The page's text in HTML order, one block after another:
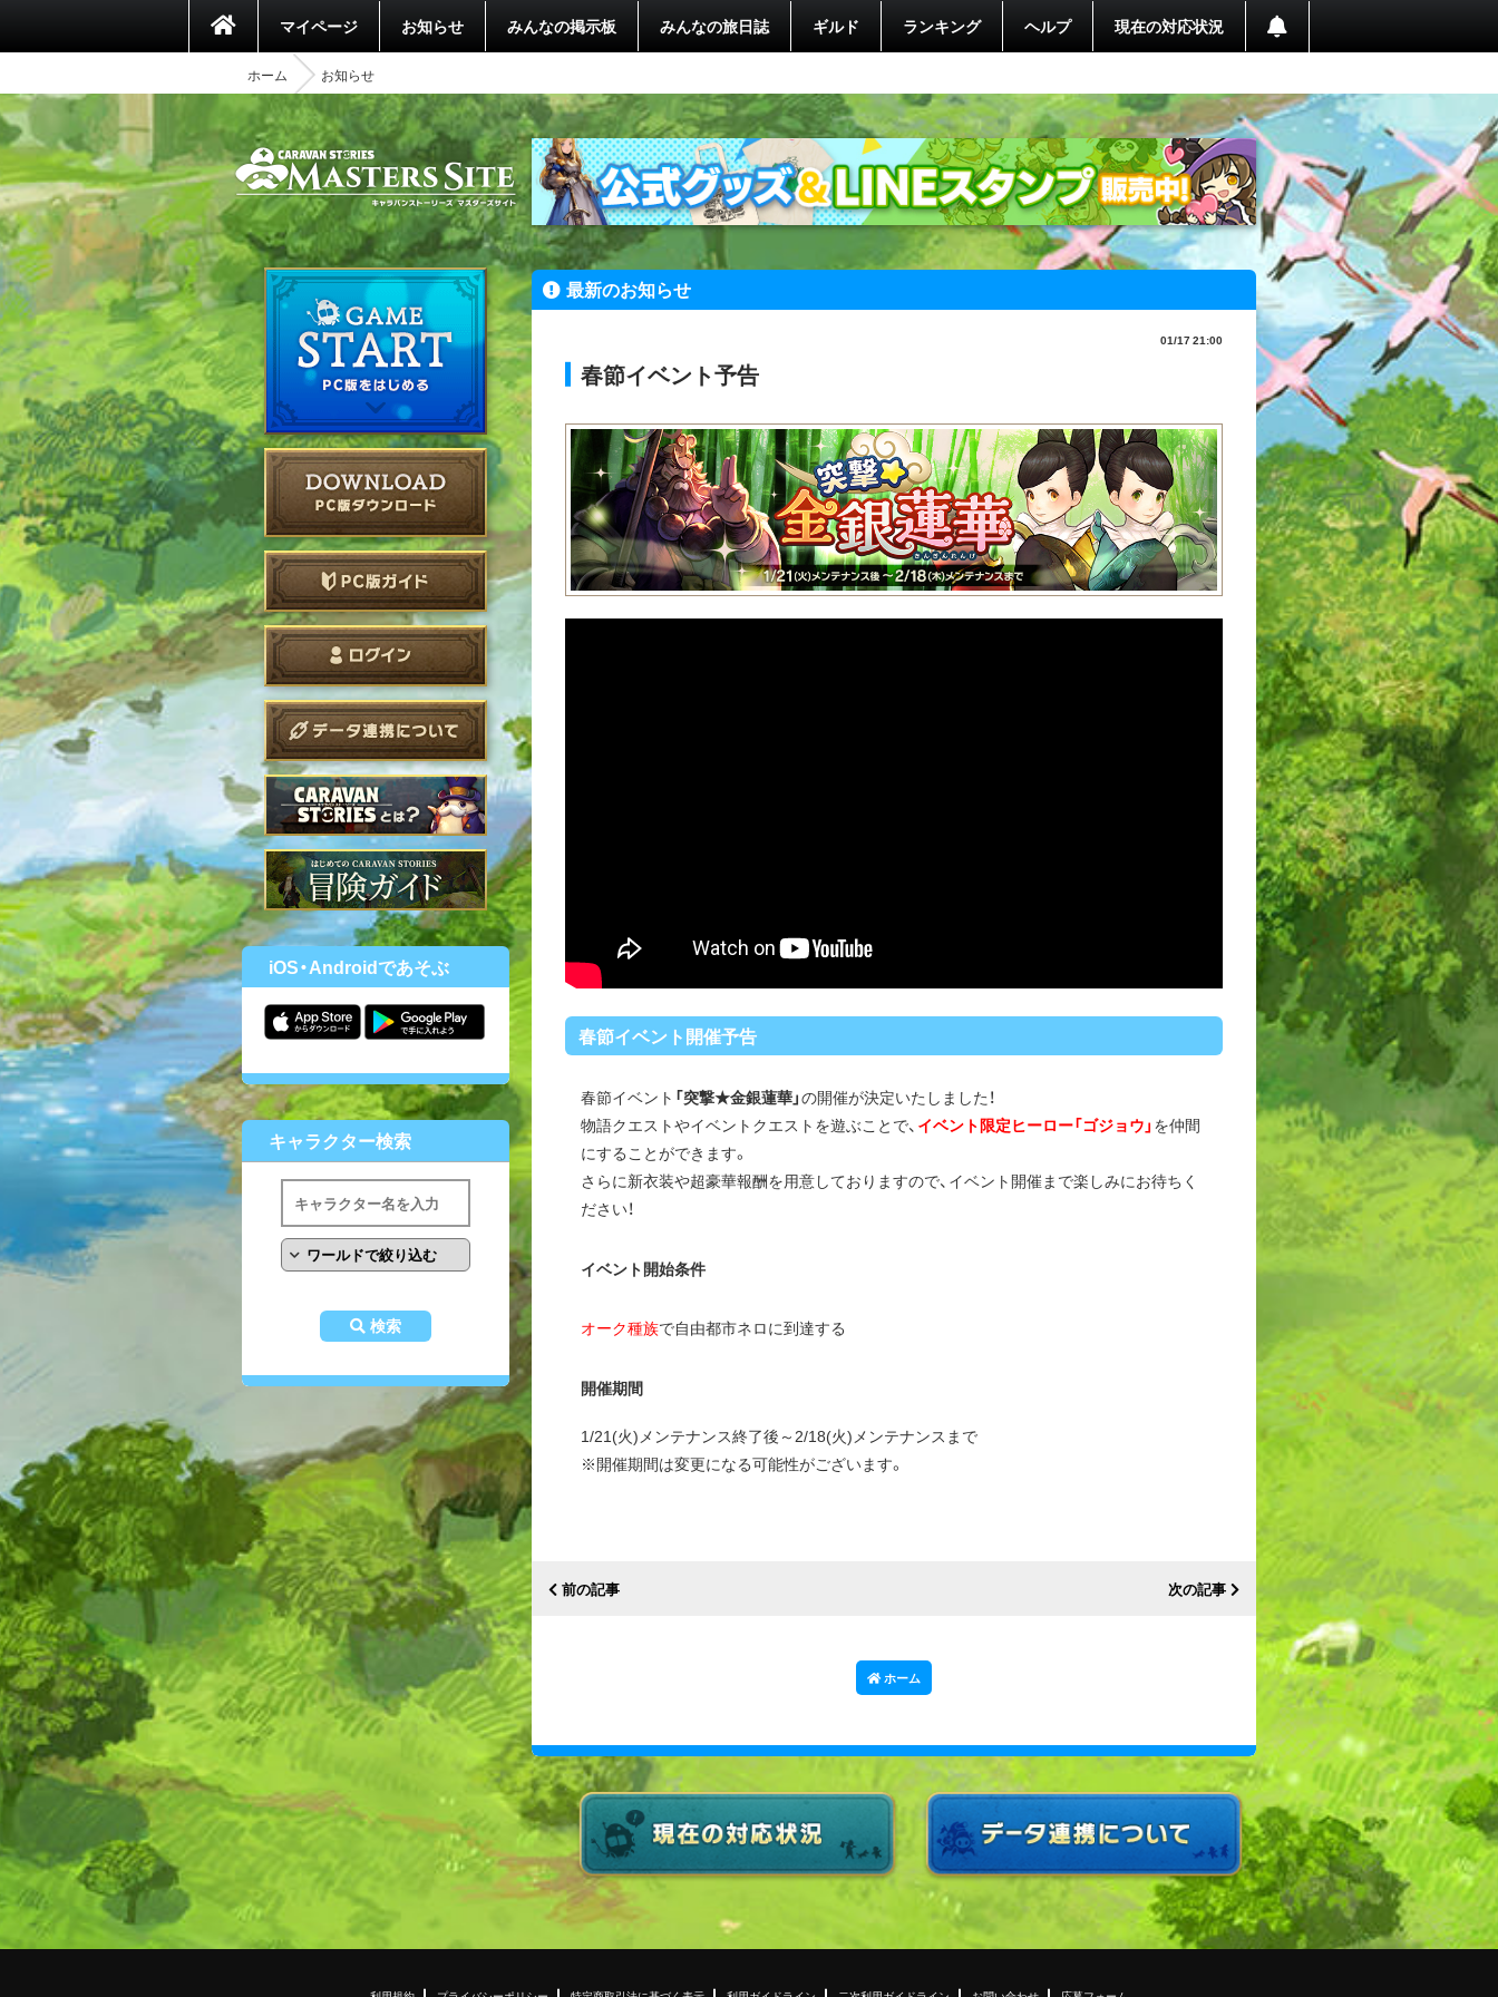
マイページ お知らせ みんなの掲示板 みんなの旅日誌 ギルド ランキング ヘルプ 現在の対応状況
ホーム お知らせ
iOS・Androidであそぶ
キャラクター検索
検索
最新のお知らせ
01/17 21:00
春節イベント予告
春節イベント開催予告
春節イベント 「突撃★金銀蓮華」の開催が決定いたしました！
物語クエストやイベントクエストを遊ぶことで、 イベント限定ヒーロー「ゴジョウ」 を仲間
にすることができます。
さらに新衣装や超豪華報酬を用意しておりますので、イベント開催まで楽しみにお待ちく
ださい！
イベント開始条件
オーク種族で自由都市ネロに到達する
開催期間
1/21(火)メンテナンス終了後～2/18(火)メンテナンスまで
※開催期間は変更になる可能性がございます。
前の記事 次の記事
ホーム